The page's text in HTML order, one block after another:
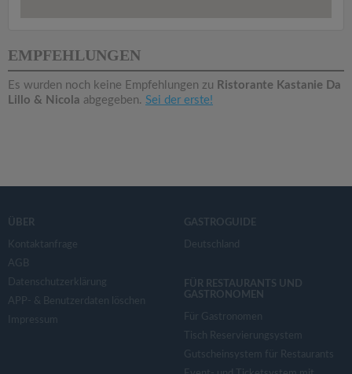
EMPFEHLUNGEN
Es wurden noch keine Empfehlungen zu Ristorante Kastanie Da
Lillo & Nicola abgegeben. Sei der erste!
ÜBER
Kontaktanfrage
AGB
Datenschutzerklärung
APP- & Benutzerdaten löschen
Impressum
GASTROGUIDE
Deutschland
FÜR RESTAURANTS UND
GASTRONOMEN
Für Gastronomen
Tisch Reservierungsystem
Gutscheinsystem für Restaurants
i
g
t